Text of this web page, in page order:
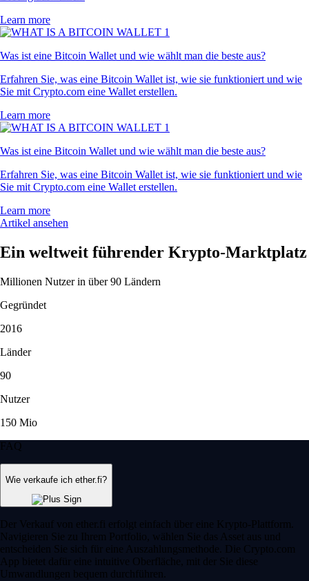
Learn more
Was ist eine Bitcoin Wallet und wie wählt man die beste aus?
Erfahren Sie, was eine Bitcoin Wallet ist, wie sie funktioniert und wie
Sie mit Crypto.com eine Wallet erstellen.
Learn more
Was ist eine Bitcoin Wallet und wie wählt man die beste aus?
Erfahren Sie, was eine Bitcoin Wallet ist, wie sie funktioniert und wie
Sie mit Crypto.com eine Wallet erstellen.
Learn more
Artikel ansehen
Ein weltweit führender Krypto-Marktplatz
Millionen Nutzer in über 90 Ländern
Gegründet
2016
Länder
90
Nutzer
150 Mio
FAQ
Wie verkaufe ich ether.fi?
Der Verkauf von ether.fi erfolgt einfach über eine Krypto-Plattform.
Navigieren Sie zu Ihrem Portfolio, wählen Sie das Asset aus und
entscheiden Sie sich für eine Auszahlungsmethode. Die Crypto.com
App bietet dafür eine intuitive Oberfläche, mit der Sie diese
Umwandlungen bequem durchführen.